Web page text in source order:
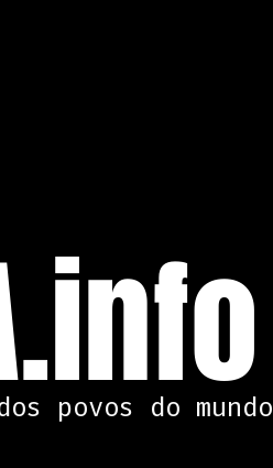
povos do mundo